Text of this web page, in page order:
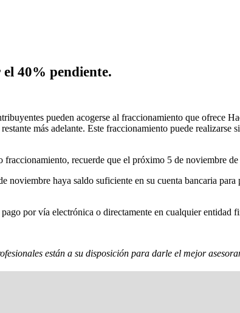
40% pendiente.
pueden acogerse al fraccionamiento que ofrece
más adelante. Este fraccionamiento puede realizarse
recuerde que el próximo 5 de noviembre
noviembre haya saldo suficiente en su cuenta bancaria
por vía electrónica o directamente en cualquier entidad
están a su disposición para darle el mejor